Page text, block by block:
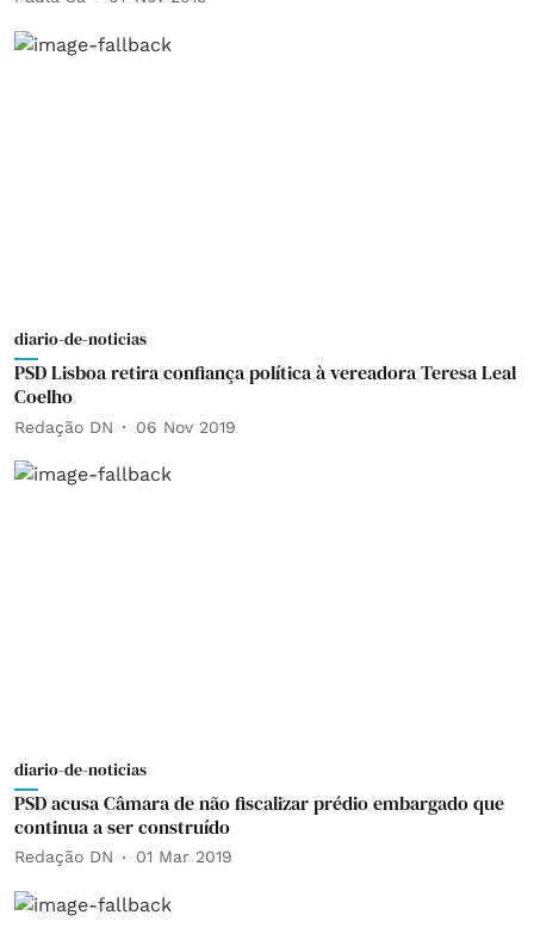
diario-de-noticias
PSD Lisboa retira confiança política à vereadora Teresa Leal
Coelho
Redação DN 06 Nov 2019
diario-de-noticias
PSD acusa Câmara de não fiscalizar prédio embargado que
continua a ser construído
Redação DN 01 Mar 2019